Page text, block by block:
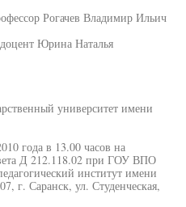
Рогачев Владимир Ильич
Юрина Наталья
университет имени
года в 13.00 часов на
Д 212.118.02 при ГОУ ВПО
институт имени
г. Саранск, ул. Студенческая,